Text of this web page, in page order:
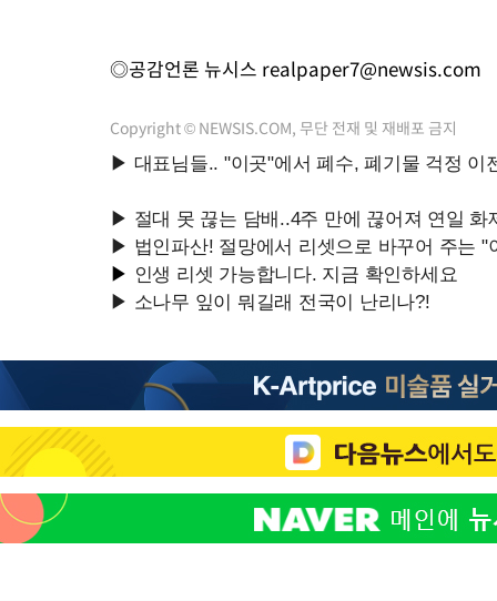
◎공감언론 뉴시스 realpaper7@newsis.com
Copyright © NEWSIS.COM, 무단 전재 및 재배포 금지